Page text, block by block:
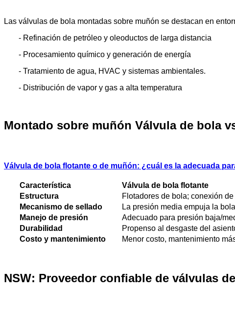
Las válvulas de bola montadas sobre muñón se destacan en
- Refinación de petróleo y oleoductos de larga distancia
- Procesamiento químico y generación de energía
- Tratamiento de agua, HVAC y sistemas ambientales.
- Distribución de vapor y gas a alta temperatura
Montado sobre muñón Válvula de bola
Válvula de bola flotante o de muñón: ¿cuál es la adecuada
Característica Válvula de bola flotante
Estructura
Flotadores de bola; conexión
Mecanismo de sellado
La presión media empuja la
Manejo de presión
Adecuado para presión baja/
Durabilidad
Propenso al desgaste del
Costo y mantenimiento
Menor costo, mantenimiento
NSW: Proveedor confiable de válvulas